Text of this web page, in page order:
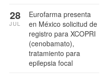
Eurofarma presenta
en México solicitud de
registro para XCOPRI
(cenobamato),
tratamiento para
epilepsia focal
28
JUL